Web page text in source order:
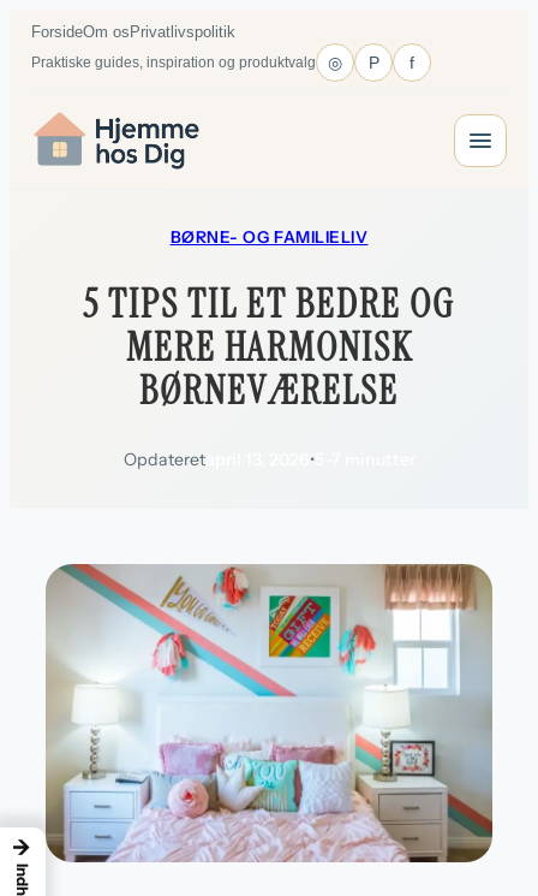
Spring
indhold
ForsideOm os Privatlivspolitik
Praktiske guides, inspiration og produktvalg ◎ P f
BØRNE- OG FAMILIELIV
5 TIPS TIL ET BEDRE OG
MERE HARMONISK
BØRNEVÆRELSE
Opdateretapril 13, 2026 •5–7 minutter
→